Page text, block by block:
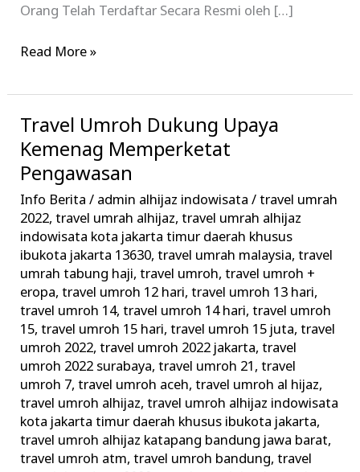
Orang Telah Terdaftar Secara Resmi oleh […]
Read More »
Travel Umroh Dukung Upaya
Kemenag Memperketat
Pengawasan
Info Berita / admin alhijaz indowisata/travel umrah
2022,travel umrah alhijaz,travel umrah alhijaz
indowisata kota jakarta timur daerah khusus
ibukota jakarta 13630,travel umrah malaysia,travel
umrah tabung haji,travel umroh,travel umroh +
eropa,travel umroh 12 hari,travel umroh 13 hari,
travel umroh 14,travel umroh 14 hari,travel umroh
15,travel umroh 15 hari,travel umroh 15 juta,travel
umroh 2022,travel umroh 2022 jakarta,travel
umroh 2022 surabaya,travel umroh 21,travel
umroh 7,travel umroh aceh,travel umroh al hijaz,
travel umroh alhijaz,travel umroh alhijaz indowisata
kota jakarta timur daerah khusus ibukota jakarta,
travel umroh alhijaz katapang bandung jawa barat,
travel umroh atm,travel umroh bandung,travel
Travel
Umroh
Dukung
Upaya
Kemenag
Memperketat
Pengawasan